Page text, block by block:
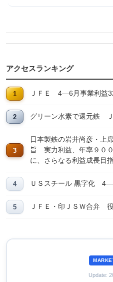
アクセスランキング
ＪＦＥ 4―6月事業利益
グリーン水素で還元鉄
日本製鉄の岩井尚彦・上
旨 実力利益、年率９０
に、さらなる利益成長目
ＵＳスチール 黒字化
ＪＦＥ・印ＪＳＷ合弁
Update: